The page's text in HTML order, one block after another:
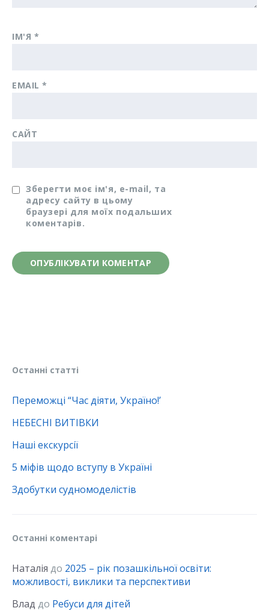
ІМ'Я *
EMAIL*
САЙТ
Зберегти моє ім'я, e-mail, та
адресу сайту в цьому
браузері для моїх подальших
коментарів.
Останні статті
Переможці “Час діяти, Україно!’
НЕБЕСНІ ВИТІВКИ
Наші екскурсії
5 міфів щодо вступу в Україні
Здобутки судномоделістів
Останні коментарі
Наталія до 2025 – рік позашкільної освіти:
можливості, виклики та перспективи
Влад до Ребуси для дітей